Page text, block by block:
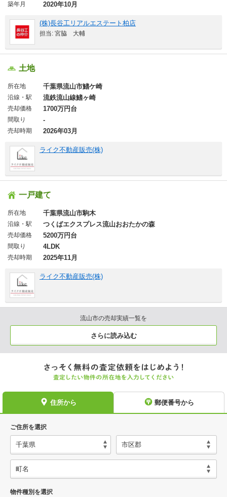
築年月 2020年10月
(株)長谷工リアルエステート柏店
担当: 宮脇 大輔
土地
所在地 千葉県流山市鰭ケ崎
沿線・駅 流鉄流山線鰭ヶ崎
売却価格 1700万円台
間取り -
売却時期 2026年03月
ライク不動産販売(株)
一戸建て
所在地 千葉県流山市駒木
沿線・駅 つくばエクスプレス流山おおたかの森
売却価格 5200万円台
間取り 4LDK
売却時期 2025年11月
ライク不動産販売(株)
流山市の売却実績一覧を
さらに読み込む
住所から 郵便番号から
ご住所を選択
物件種別を選択